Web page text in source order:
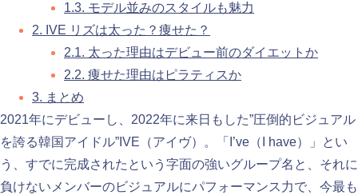
1.3. モデル並みのスタイルも魅力
2. IVE リズは太った？痩せた？
2.1. 太った理由はデビュー前のダイエットか
2.2. 痩せた理由はピラティスか
3. まとめ
2021年にデビューし、2022年に来日もした”圧倒的ビジュアル
を誇る韓国アイドル”IVE（アイヴ）。「I’ve（I have）」とい
う、すでに完成されたという字面の強いグループ名と、それに
負けないメンバーのビジュアルにパフォーマンス力で、今最も